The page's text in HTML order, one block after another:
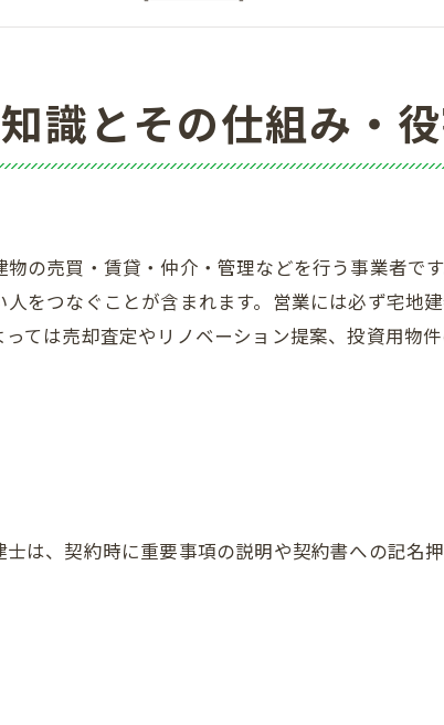
社のサービス比較 – 賃貸・売買・査定・リフォー
の多言語対応と外国人向けサービス
識とその仕組み・
の売買・賃貸・仲介・管理などを行う事業者で
をつなぐことが含まれます。営業には必ず宅地
ては売却査定やリノベーション提案、投資用物
は、契約時に重要事項の説明や契約書への記名